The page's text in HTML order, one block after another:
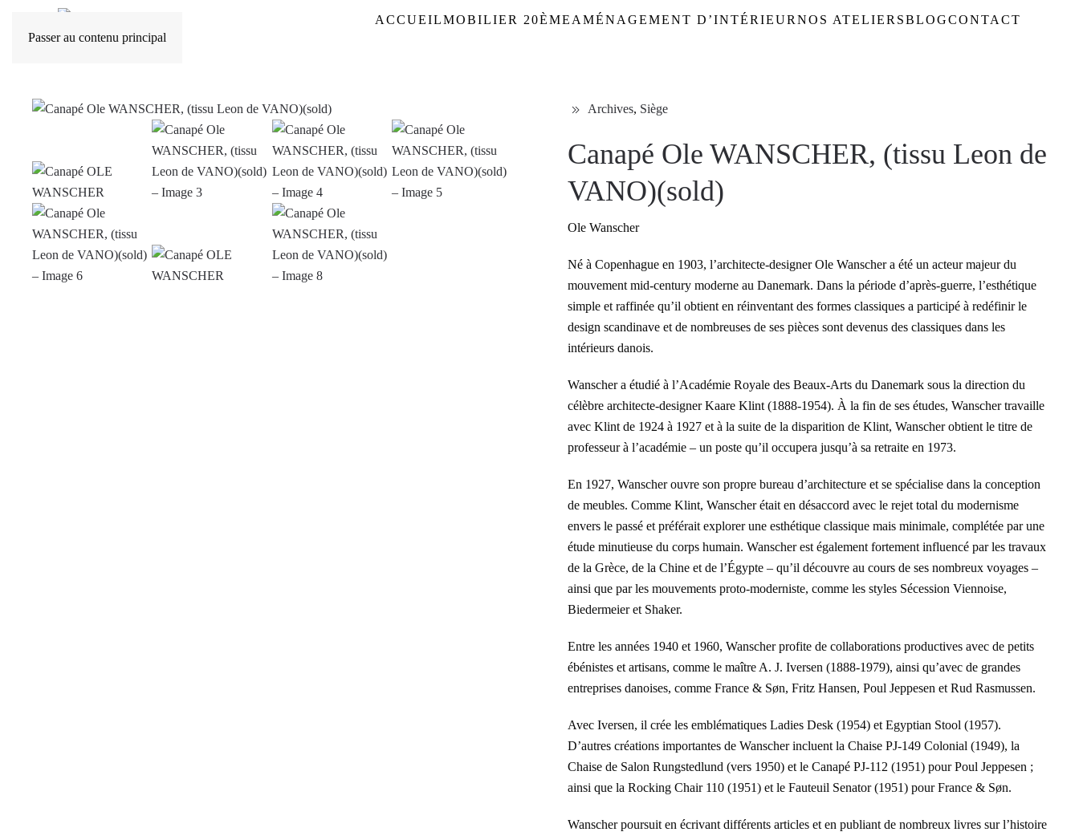
Passer au contenu principal
ACCUEILMOBILIER 20ÈME AMÉNAGEMENT D’INTÉRIEUR NOS ATELIERSBLOGCONTACT
Archives, Siège
Canapé Ole WANSCHER, (tissu Leon de
VANO)(sold)
Ole Wanscher
Né à Copenhague en 1903, l’architecte-designer Ole Wanscher a été un acteur majeur du
mouvement mid-century moderne au Danemark. Dans la période d’après-guerre, l’esthétique
simple et raffinée qu’il obtient en réinventant des formes classiques a participé à redéfinir le
design scandinave et de nombreuses de ses pièces sont devenus des classiques dans les
intérieurs danois.
Wanscher a étudié à l’Académie Royale des Beaux-Arts du Danemark sous la direction du
célèbre architecte-designer Kaare Klint (1888-1954). À la fin de ses études, Wanscher travaille
avec Klint de 1924 à 1927 et à la suite de la disparition de Klint, Wanscher obtient le titre de
professeur à l’académie – un poste qu’il occupera jusqu’à sa retraite en 1973.
En 1927, Wanscher ouvre son propre bureau d’architecture et se spécialise dans la conception
de meubles. Comme Klint, Wanscher était en désaccord avec le rejet total du modernisme
envers le passé et préférait explorer une esthétique classique mais minimale, complétée par une
étude minutieuse du corps humain. Wanscher est également fortement influencé par les travaux
de la Grèce, de la Chine et de l’Égypte – qu’il découvre au cours de ses nombreux voyages –
ainsi que par les mouvements proto-moderniste, comme les styles Sécession Viennoise,
Biedermeier et Shaker.
Entre les années 1940 et 1960, Wanscher profite de collaborations productives avec de petits
ébénistes et artisans, comme le maître A. J. Iversen (1888-1979), ainsi qu’avec de grandes
entreprises danoises, comme France & Søn, Fritz Hansen, Poul Jeppesen et Rud Rasmussen.
Avec Iversen, il crée les emblématiques Ladies Desk (1954) et Egyptian Stool (1957).
D’autres créations importantes de Wanscher incluent la Chaise PJ-149 Colonial (1949), la
Chaise de Salon Rungstedlund (vers 1950) et le Canapé PJ-112 (1951) pour Poul Jeppesen ;
ainsi que la Rocking Chair 110 (1951) et le Fauteuil Senator (1951) pour France & Søn.
Wanscher poursuit en écrivant différents articles et en publiant de nombreux livres sur l’histoire